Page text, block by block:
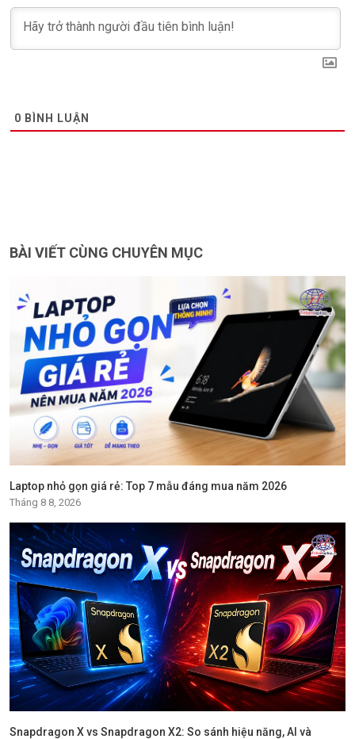
0 BÌNH LUẬN
BÀI VIẾT CÙNG CHUYÊN MỤC
Laptop nhỏ gọn giá rẻ: Top 7 mẫu đáng mua năm 2026
Tháng 8 8, 2026
Snapdragon X vs Snapdragon X2: So sánh hiệu năng, AI và